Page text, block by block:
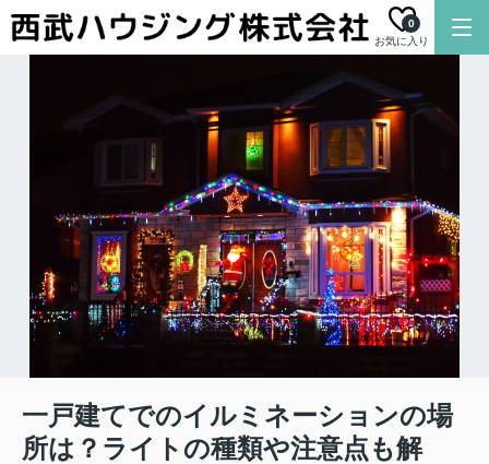
お気に入り
0
一戸建てでのイルミネーションの場
所は？ライトの種類や注意点も解